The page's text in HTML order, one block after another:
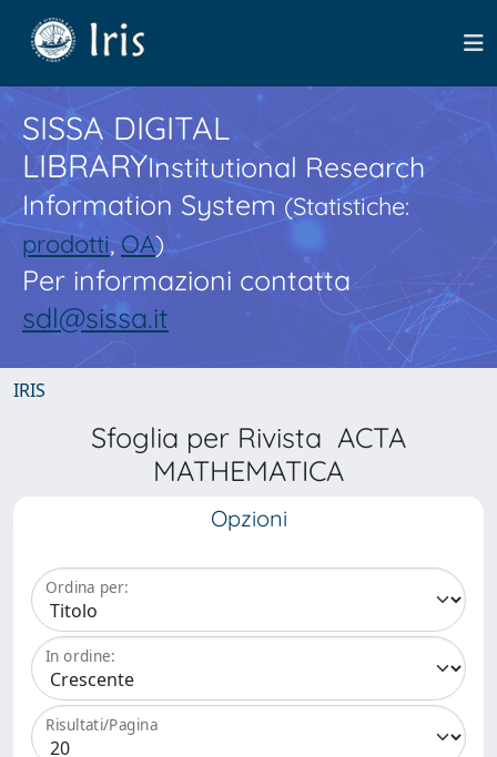
SISSA DIGITAL
LIBRARYInstitutional Research
Information System(Statistiche:
prodotti,OA)
Per informazioni contatta
sdl@sissa.it
IRIS
Sfoglia per Rivista ACTA
MATHEMATICA
Opzioni
Ordina per:
In ordine:
Risultati/Pagina